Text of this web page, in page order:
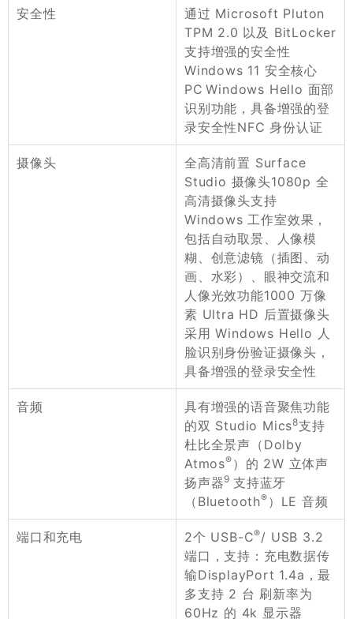
安全性
通过 Microsoft Pluton
TPM 2.0 以及 BitLocker
支持增强的安全性
Windows 11 安全核心
PC Windows Hello 面部
识别功能，具备增强的登
录安全性NFC 身份认证
摄像头
全高清前置 Surface
Studio 摄像头1080p 全
高清摄像头支持
Windows 工作室效果，
包括自动取景、人像模
糊、创意滤镜（插图、动
画、水彩）、眼神交流和
人像光效功能1000 万像
素 Ultra HD 后置摄像头
采用 Windows Hello 人
脸识别身份验证摄像头，
具备增强的登录安全性
音频
具有增强的语音聚焦功能
的双 Studio Mics8支持
杜比全景声（Dolby
Atmos® ）的 2W 立体声
扬声器9 支持蓝牙
（Bluetooth® ）LE 音频
端口和充电 2个 USB-C®/ USB 3.2
端口，支持：充电数据传
输DisplayPort 1.4a，最
多支持 2 台 刷新率为
60Hz 的 4k 显示器